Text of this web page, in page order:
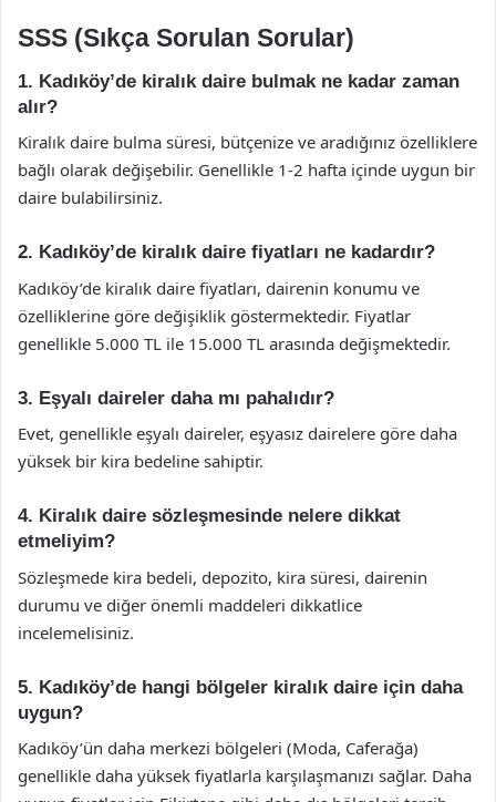
SSS (Sıkça Sorulan Sorular)
1. Kadıköy’de kiralık daire bulmak ne kadar zaman
alır?
Kiralık daire bulma süresi, bütçenize ve aradığınız özelliklere
bağlı olarak değişebilir. Genellikle 1-2 hafta içinde uygun bir
daire bulabilirsiniz.
2. Kadıköy’de kiralık daire fiyatları ne kadardır?
Kadıköy’de kiralık daire fiyatları, dairenin konumu ve
özelliklerine göre değişiklik göstermektedir. Fiyatlar
genellikle 5.000 TL ile 15.000 TL arasında değişmektedir.
3. Eşyalı daireler daha mı pahalıdır?
Evet, genellikle eşyalı daireler, eşyasız dairelere göre daha
yüksek bir kira bedeline sahiptir.
4. Kiralık daire sözleşmesinde nelere dikkat
etmeliyim?
Sözleşmede kira bedeli, depozito, kira süresi, dairenin
durumu ve diğer önemli maddeleri dikkatlice
incelemelisiniz.
5. Kadıköy’de hangi bölgeler kiralık daire için daha
uygun?
Kadıköy’ün daha merkezi bölgeleri (Moda, Caferağa)
genellikle daha yüksek fiyatlarla karşılaşmanızı sağlar. Daha